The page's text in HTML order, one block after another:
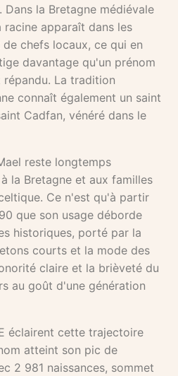
la Bretagne médiévale
racine apparaît dans les
chefs locaux, ce qui en
davantage qu'un prénom
La tradition
connaît également un saint
Cadfan, vénéré dans le
reste longtemps
la Bretagne et aux familles
Ce n'est qu'à partir
que son usage déborde
historiques, porté par la
courts et la mode des
claire et la brièveté du
au goût d'une génération
éclairent cette trajectoire
atteint son pic de
2 981 naissances, sommet